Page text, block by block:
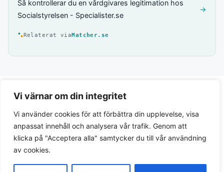
Vi värnar om din integritet
Vi använder cookies för att förbättra din upplevelse, visa
anpassat innehåll och analysera vår trafik. Genom att
klicka på "Acceptera alla" samtycker du till vår användning
av cookies.
Så kontrollerar du en vårdgivares legitimation hos
Socialstyrelsen - Specialister.se
→
Relaterat viaMatcher.se
Integritetspolicy